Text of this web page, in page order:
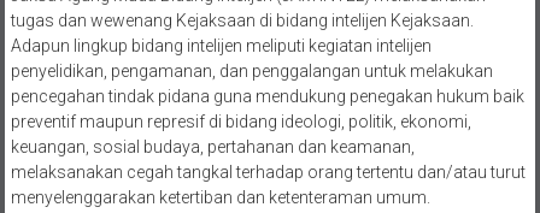
tugas dan wewenang Kejaksaan di bidang intelijen Kejaksaan.
Adapun lingkup bidang intelijen meliputi kegiatan intelijen
penyelidikan, pengamanan, dan penggalangan untuk melakukan
pencegahan tindak pidana guna mendukung penegakan hukum baik
preventif maupun represif di bidang ideologi, politik, ekonomi,
keuangan, sosial budaya, pertahanan dan keamanan,
melaksanakan cegah tangkal terhadap orang tertentu dan/atau turut
menyelenggarakan ketertiban dan ketenteraman umum.